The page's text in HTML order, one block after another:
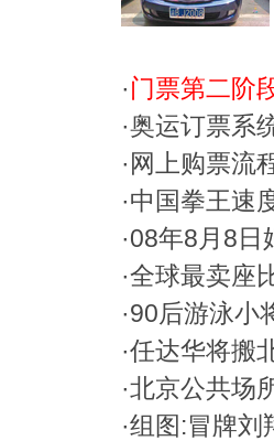
·门票第二阶
·奥运订票系
·网上购票流
·中国拳王速
·08年8月8日
·全球最卖座
·90后游泳小
·任达华将搬
·北京公共场
·组图:冒牌刘